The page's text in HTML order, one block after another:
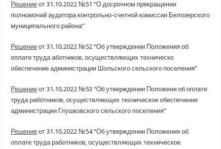
Решение от 31.10.2022 №51 “О досрочном прекращении
полномочий аудитора контрольно-счетной комиссии Белозерского
муниципального района”
Решение от 31.10.2022 №52 “Об утверждении Положения об
оплате труда аботников, осуществляющих техническо
обеспечение администрации Шольского сельского поселения”
Решение от 31.10.2022 №53 “Об утверждении Положени об оплате
труда работников, осуществляющих техническое обеспечение
администрации Глушковского сельского поселения”
Решение от 31.10.2022 №54 “Об утверждении Положения об
оплате труда работников, осуществляющих техническое